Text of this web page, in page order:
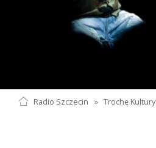
Radio Szczecin » Trochę Kultury